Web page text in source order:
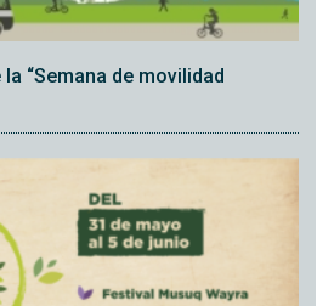
“Semana de movilidad